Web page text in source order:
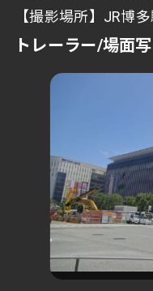
【撮影場所】JR博
トレーラー/場面